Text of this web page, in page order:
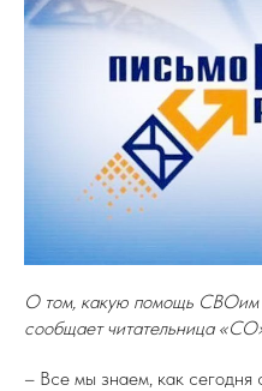
О том, какую помощь СВОим
сообщает читательница
– Все мы знаем, как